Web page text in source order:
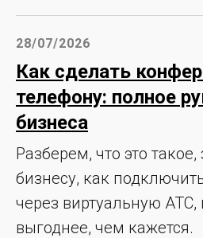
28/07/2026
Как сделать
телефону: полное
бизнеса
Разберем, что это такое,
бизнесу, как
через виртуальную АТС,
выгоднее, чем кажется.